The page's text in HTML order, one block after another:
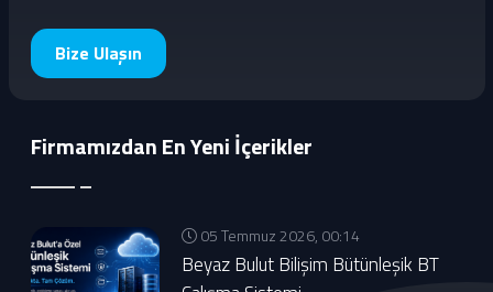
Bize Ulaşın
Firmamızdan En Yeni İçerikler
05 Temmuz 2026, 00:14
Beyaz Bulut Bilişim Bütünleşik BT